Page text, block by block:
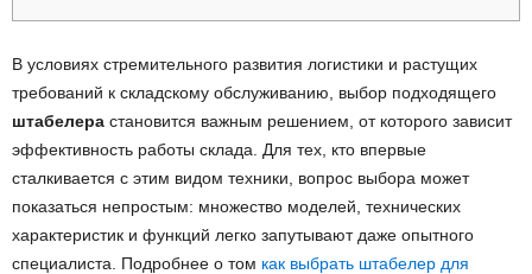
В условиях стремительного развития логистики и растущих
требований к складскому обслуживанию, выбор подходящего
штабелера становится важным решением, от которого зависит
эффективность работы склада. Для тех, кто впервые
сталкивается с этим видом техники, вопрос выбора может
показаться непростым: множество моделей, технических
характеристик и функций легко запутывают даже опытного
специалиста. Подробнее о том как выбрать штабелер для